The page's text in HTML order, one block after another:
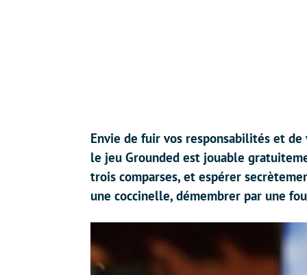
Envie de fuir vos responsabilités et
le jeu Grounded est jouable
trois comparses, et espérer
une coccinelle, démembrer par une